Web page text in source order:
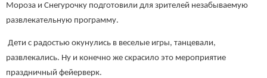
Мороза и Снегурочку подготовили для зрителей незабываемую
развлекательную программу.
Дети с радостью окунулись в веселые игры, танцевали,
развлекались. Ну и конечно же скрасило это мероприятие
праздничный фейерверк.